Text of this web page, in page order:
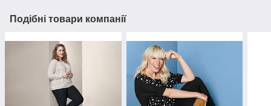
Подібні товари компанії